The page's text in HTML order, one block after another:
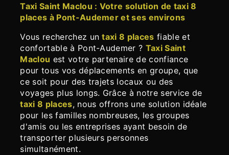
Taxi Saint Maclou : Votre solution de taxi 8
places à Pont-Audemer et ses environs
Vous recherchez untaxi 8 places fiable et
confortable à Pont-Audemer ? Taxi Saint
Maclou est votre partenaire de confiance
pour tous vos déplacements en groupe, que
ce soit pour des trajets locaux ou des
voyages plus longs. Grâce à notre service de
taxi 8 places, nous offrons une solution idéale
pour les familles nombreuses, les groupes
d'amis ou les entreprises ayant besoin de
transporter plusieurs personnes
simultanément.